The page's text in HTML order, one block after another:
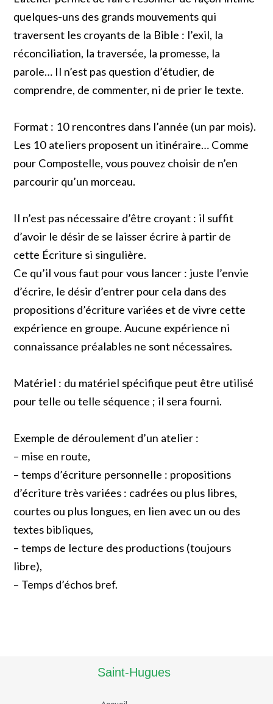
quelques-uns des grands mouvements qui
traversent les croyants de la Bible : l’exil, la
réconciliation, la traversée, la promesse, la
parole… Il n’est pas question d’étudier, de
comprendre, de commenter, ni de prier le texte.
Format : 10 rencontres dans l’année (un par mois).
Les 10 ateliers proposent un itinéraire… Comme
pour Compostelle, vous pouvez choisir de n’en
parcourir qu’un morceau.
Il n’est pas nécessaire d’être croyant : il suffit
d’avoir le désir de se laisser écrire à partir de
cette Écriture si singulière.
Ce qu’il vous faut pour vous lancer : juste l’envie
d’écrire, le désir d’entrer pour cela dans des
propositions d’écriture variées et de vivre cette
expérience en groupe. Aucune expérience ni
connaissance préalables ne sont nécessaires.
Matériel : du matériel spécifique peut être utilisé
pour telle ou telle séquence ; il sera fourni.
Exemple de déroulement d’un atelier :
– mise en route,
– temps d’écriture personnelle : propositions
d’écriture très variées : cadrées ou plus libres,
courtes ou plus longues, en lien avec un ou des
textes bibliques,
– temps de lecture des productions (toujours
libre),
– Temps d’échos bref.
Saint-Hugues